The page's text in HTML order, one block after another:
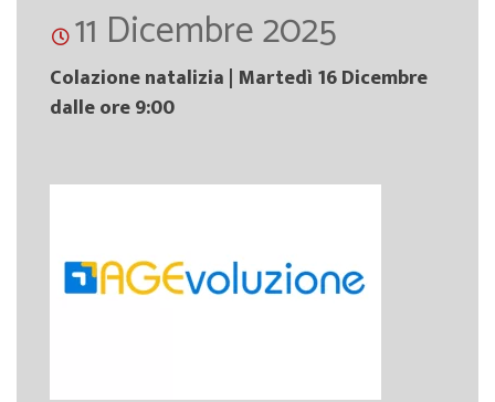
11 Dicembre 2025
Colazione natalizia | Martedì 16 Dicembre
dalle ore 9:00